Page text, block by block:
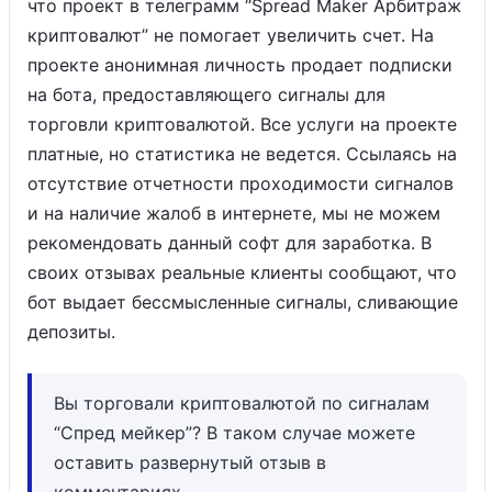
что проект в телеграмм “Spread Maker Арбитраж
криптовалют” не помогает увеличить счет. На
проекте анонимная личность продает подписки
на бота, предоставляющего сигналы для
торговли криптовалютой. Все услуги на проекте
платные, но статистика не ведется. Ссылаясь на
отсутствие отчетности проходимости сигналов
и на наличие жалоб в интернете, мы не можем
рекомендовать данный софт для заработка. В
своих отзывах реальные клиенты сообщают, что
бот выдает бессмысленные сигналы, сливающие
депозиты.
Вы торговали криптовалютой по сигналам
“Спред мейкер”? В таком случае можете
оставить развернутый отзыв в